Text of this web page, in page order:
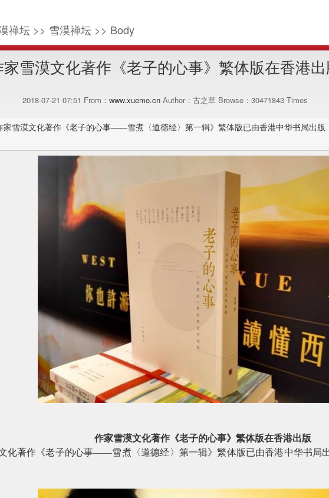
禅坛 >> 雪漠禅坛 >> Body
雪漠文化著作《老子的心事》繁体版在香港出
2018-07-21 07:51 From： www.xuemo.cnAuthor：古之草 Browse： 30471843Times
家雪漠文化著作《老子的心事——雪煮〈道德经〉第一辑》繁体版已由香港中华书局出版
作家雪漠文化著作《老子的心事》繁体版在香港出版
化著作《老子的心事——雪煮〈道德经〉第一辑》繁体版已由香港中华书局